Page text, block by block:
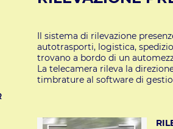
Il sistema di rilevazione
autotrasporti, logistica,
trovano a bordo di un
La telecamera rileva la
timbrature al software di